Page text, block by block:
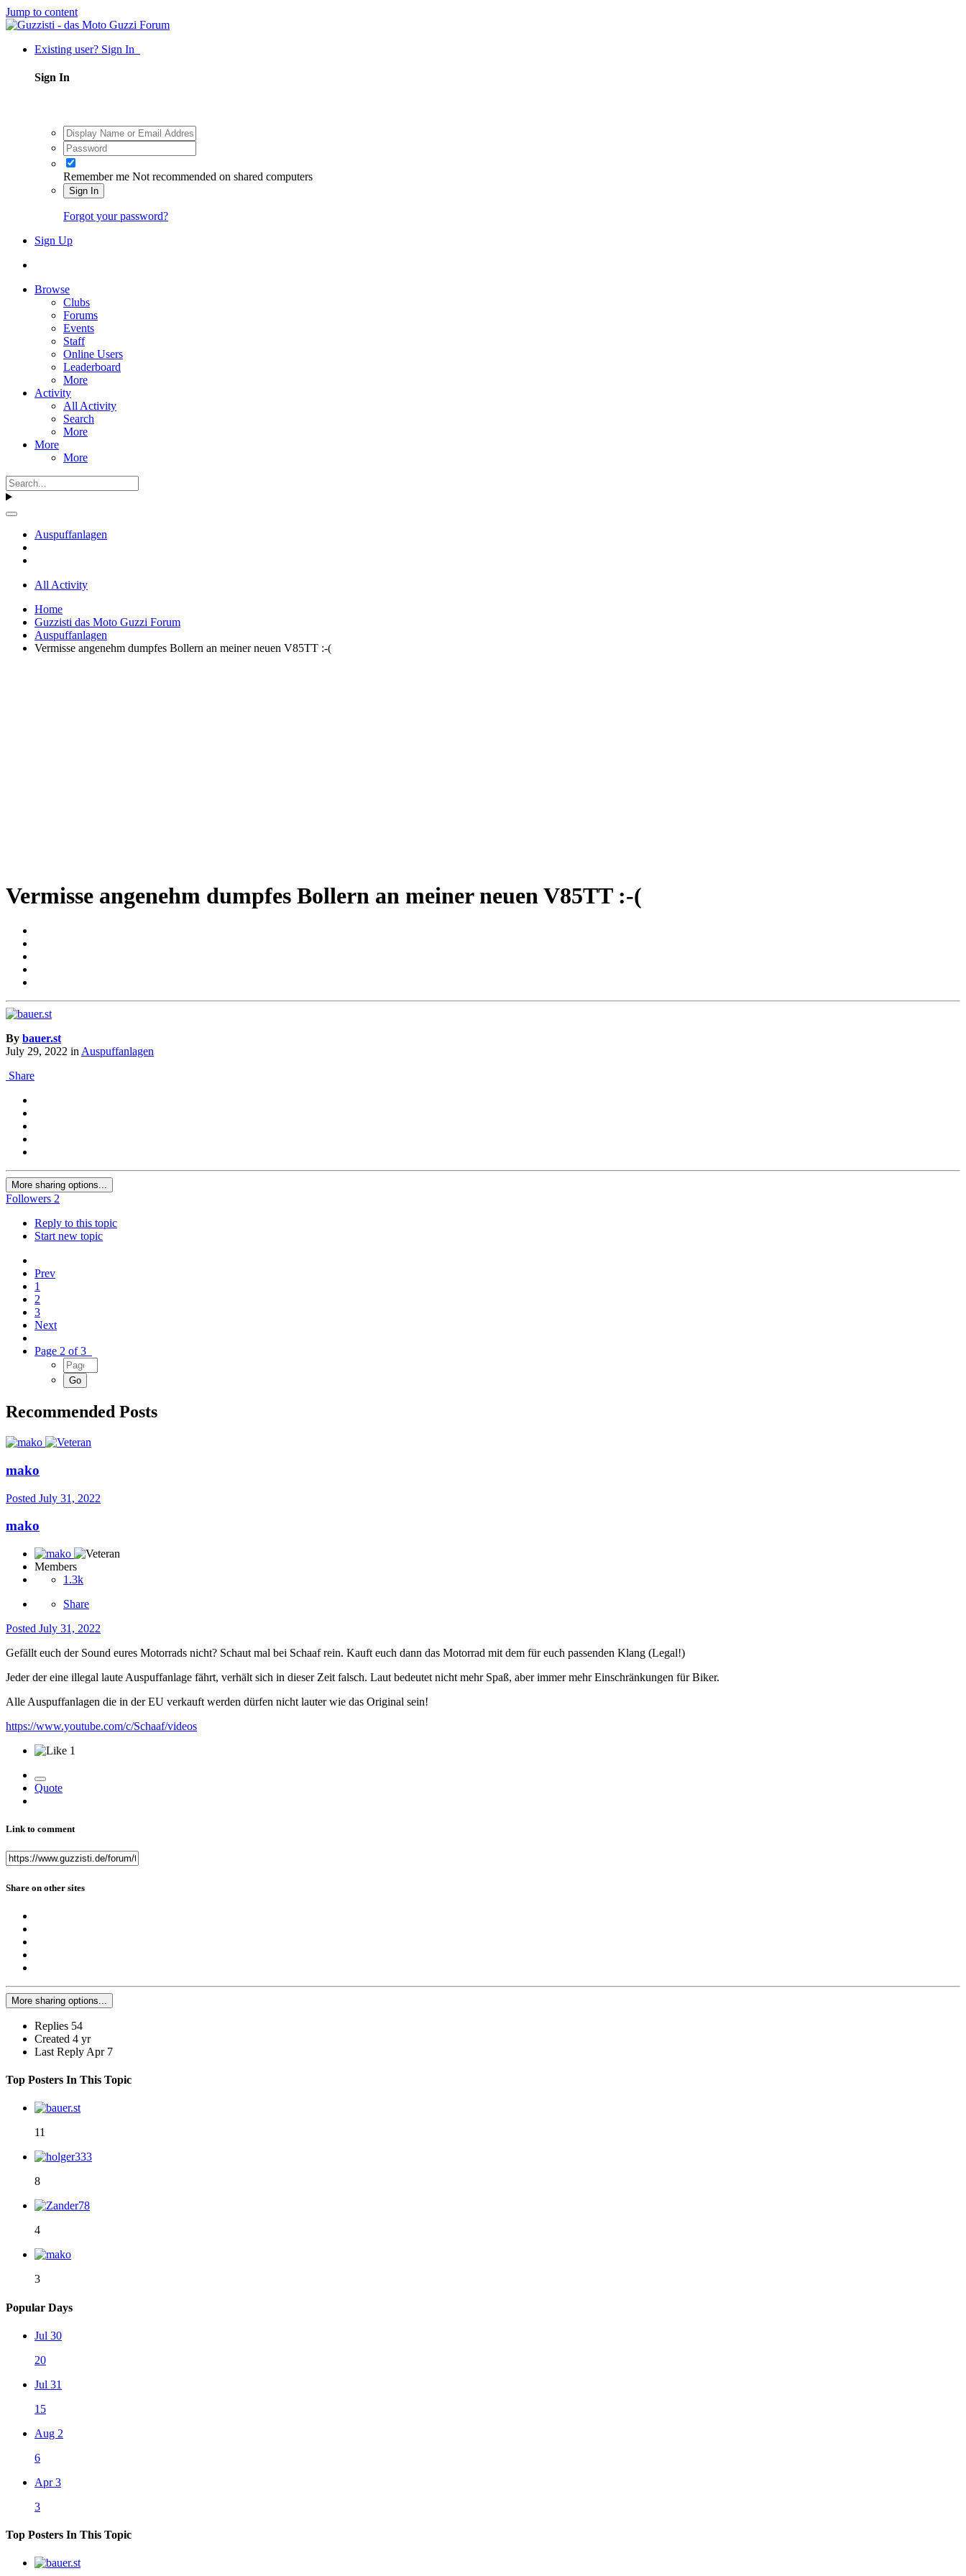
Jump to content
Existing user? Sign In
Sign In
Remember me Not recommended on shared computers
Sign In
Forgot your password?
Sign Up
Browse
Clubs
Forums
Events
Staff
Online Users
Leaderboard
More
Activity
All Activity
Search
More
More
More
Auspuffanlagen
All Activity
Home
Guzzisti das Moto Guzzi Forum
Auspuffanlagen
Vermisse angenehm dumpfes Bollern an meiner neuen V85TT :-(
Vermisse angenehm dumpfes Bollern an meiner neuen V85TT :-(
By bauer.st
July 29, 2022 inAuspuffanlagen
Share
More sharing options...
Followers 2
Reply to this topic
Start new topic
Prev
1
2
3
Next
Page 2 of 3
Recommended Posts
mako
Posted July 31, 2022
mako
Members
1.3k
Share
Posted July 31, 2022
Gefällt euch der Sound eures Motorrads nicht? Schaut mal bei Schaaf rein. Kauft euch dann das Motorrad mit dem für euch passenden Klang (Legal!)
Jeder der eine illegal laute Auspuffanlage fährt, verhält sich in dieser Zeit falsch. Laut bedeutet nicht mehr Spaß, aber immer mehr Einschränkungen für Biker.
Alle Auspuffanlagen die in der EU verkauft werden dürfen nicht lauter wie das Original sein!
https://www.youtube.com/c/Schaaf/videos
1
Quote
Link to comment
Share on other sites
More sharing options...
Replies 54
Created 4 yr
Last Reply Apr 7
Top Posters In This Topic
11
8
4
3
Popular Days
Jul 30
20
Jul 31
15
Aug 2
6
Apr 3
3
Top Posters In This Topic